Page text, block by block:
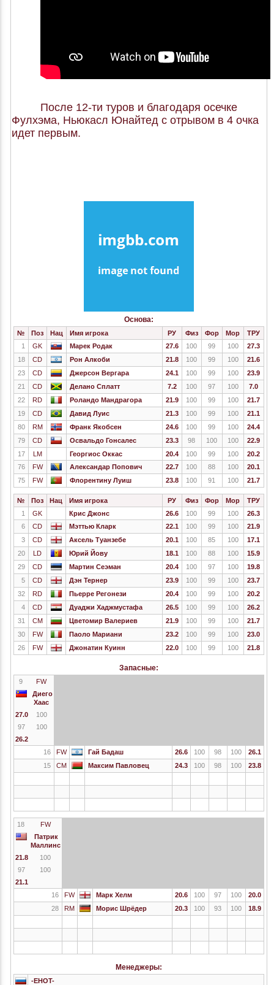
После 12-ти туров и благодаря осечке
Фулхэма, Ньюкасл Юнайтед с отрывом в 4 очка
идет первым.
Основа:
№ Поз Нац Имя игрока РУ Физ Фор Мор
ТРУ
1
GK Марек Родак 27.6 100 99 100
27.3
18
CD Рон Алкоби 21.8 100 99 100
21.6
23
CD Джерсон Вергара 24.1 100 99 100
23.9
21
CD Делано Сплатт 7.2 100 97 100
7.0
22
RD Роландо Мандрагора 21.9 100 99 100
21.7
19
CD Давид Луис 21.3 100 99 100
21.1
80
RM Франк Якобсен 24.6 100 99 100
24.4
79
CD Освальдо Гонсалес 23.3 98 100 100
22.9
17
LM Георгиос Оккас 20.4 100 99 100
20.2
76
FW Александар Попович 22.7 100 88 100
20.1
75
FW Флорентину Луиш 23.8 100 91 100 21.7
№ Поз Нац Имя игрока РУ Физ Фор Мор
ТРУ
1
GK Крис Джонс 26.6 100 99 100
26.3
6
CD Мэттью Кларк 22.1 100 99 100
21.9
3
CD Аксель Туанзебе 20.1 100 85 100
17.1
20
LD Юрий Йову 18.1 100 88 100
15.9
29
CD Мартин Сеэман 20.4 100 97 100
19.8
5
CD Дэн Тернер 23.9 100 99 100
23.7
32
RD Пьерре Регонези 20.4 100 99 100
20.2
4
CD Дуаджи Хаджмустафа 26.5 100 99 100
26.2
31
CM Цветомир Валериев 21.9 100 99 100
21.7
30
FW Паоло Мариани 23.2 100 99 100
23.0
26
FW Джонатин Куинн 22.0 100 99 100 21.8
Запасные:
9
FW
Диего
Хаас
27.0
100
97
100
26.2
16
FW Гай Бадаш 26.6 100 98 100
26.1
15
CM Максим Павловец 24.3 100 98 100 23.8
18
FW
Патрик
Маллинс
21.8
100
97
100
21.1
16
FW Марк Хелм 20.6 100 97 100
20.0
28
RM Морис Шрёдер 20.3 100 93 100 18.9
Менеджеры:
-EHOT-